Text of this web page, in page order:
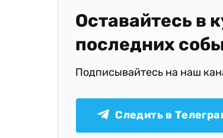
Оставайтесь в
последних
Подписывайтесь на наш
Следить в